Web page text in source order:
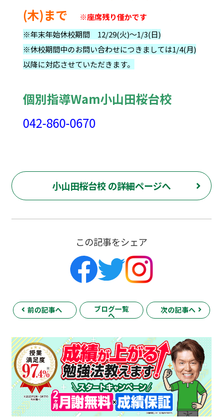
(木)まで
※座席残り僅かです
※年末年始休校期間 12/29(火)～1/3(日)
※休校期間中のお問い合わせにつきましては1/4(月)
以降に対応させていただきます。
個別指導Wam小山田桜台校
042-860-0670
小山田桜台校 の詳細ページへ
この記事をシェア
前の記事へ ブログ一覧
へ
次の記事へ